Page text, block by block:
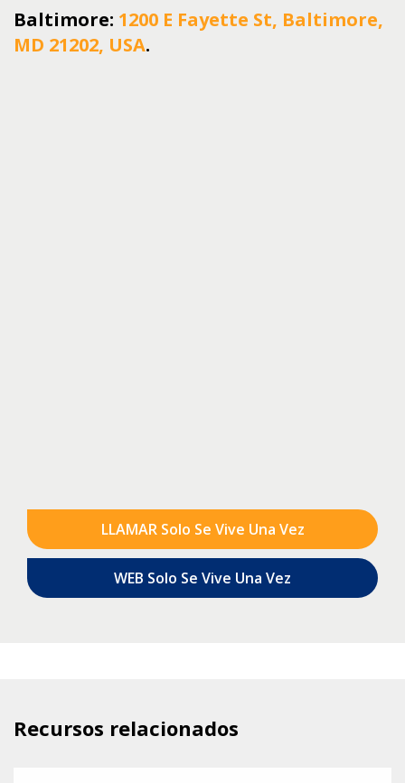
Baltimore: 1200 E Fayette St, Baltimore,
MD 21202, USA.
LLAMAR Solo Se Vive Una Vez
WEB Solo Se Vive Una Vez
Recursos relacionados